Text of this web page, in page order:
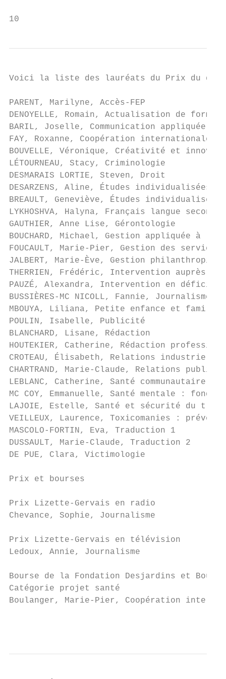
10
Voici la liste des lauréats du Prix du
PARENT, Marilyne, Accès-FEP
DENOYELLE, Romain, Actualisation de
BARIL, Joselle, Communication appliquée
FAY, Roxanne, Coopération internationale
BOUVELLE, Véronique, Créativité et
LÉTOURNEAU, Stacy, Criminologie
DESMARAIS LORTIE, Steven, Droit
DESARZENS, Aline, Études individualisées
BREAULT, Geneviève, Études
LYKHOSHVA, Halyna, Français langue
GAUTHIER, Anne Lise, Gérontologie
BOUCHARD, Michael, Gestion appliquée à
FOUCAULT, Marie-Pier, Gestion des
JALBERT, Marie-Ève, Gestion philanthropique
THERRIEN, Frédéric, Intervention auprès
PAUZÉ, Alexandra, Intervention en
BUSSIÈRES-MC NICOLL, Fannie, Journalisme
MBOUYA, Liliana, Petite enfance et
POULIN, Isabelle, Publicité
BLANCHARD, Lisane, Rédaction
HOUTEKIER, Catherine, Rédaction
CROTEAU, Élisabeth, Relations industrielles
CHARTRAND, Marie-Claude, Relations
LEBLANC, Catherine, Santé communautaire
MC COY, Emmanuelle, Santé mentale :
LAJOIE, Estelle, Santé et sécurité du
VEILLEUX, Laurence, Toxicomanies :
MASCOLO-FORTIN, Eva, Traduction 1
DUSSAULT, Marie-Claude, Traduction 2
DE PUE, Clara, Victimologie
Prix et bourses
Prix Lizette-Gervais en radio
Chevance, Sophie, Journalisme
Prix Lizette-Gervais en télévision
Ledoux, Annie, Journalisme
Bourse de la Fondation Desjardins et
Catégorie projet santé
Boulanger, Marie-Pier, Coopération